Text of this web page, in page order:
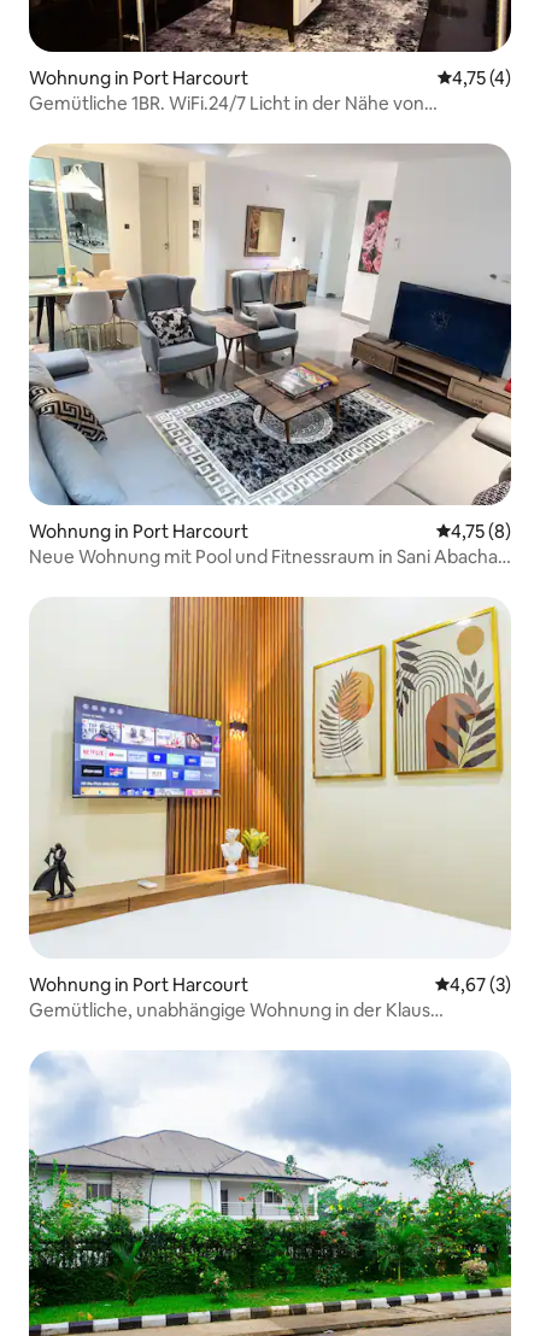
Wohnung in Port Harcourt
4,75 (4)
Gemütliche 1BR. WiFi.24/7 Licht in der Nähe von
Wohnung in Port Harcourt
4,75 (8)
Neue Wohnung mit Pool und Fitnessraum in Sani Abacha
Wohnung in Port Harcourt
4,67 (3)
Gemütliche, unabhängige Wohnung in der Klaus